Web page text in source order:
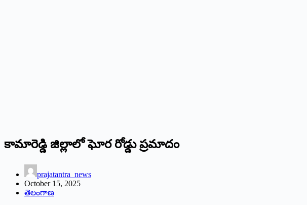
కామారెడ్డి జిల్లాలో ఘోర రోడ్డు ప్రమాదం
prajatantra_news
October 15, 2025
తెలంగాణ